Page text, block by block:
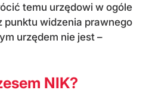
temu urzędowi w ogóle
punktu widzenia prawnego
urzędem nie jest –
NIK?